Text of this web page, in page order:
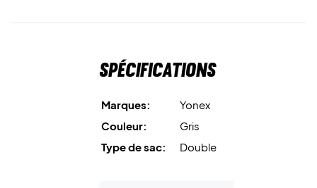
Spécifications
Marques:
Yonex
Couleur:
Gris
Type de sac:
Double